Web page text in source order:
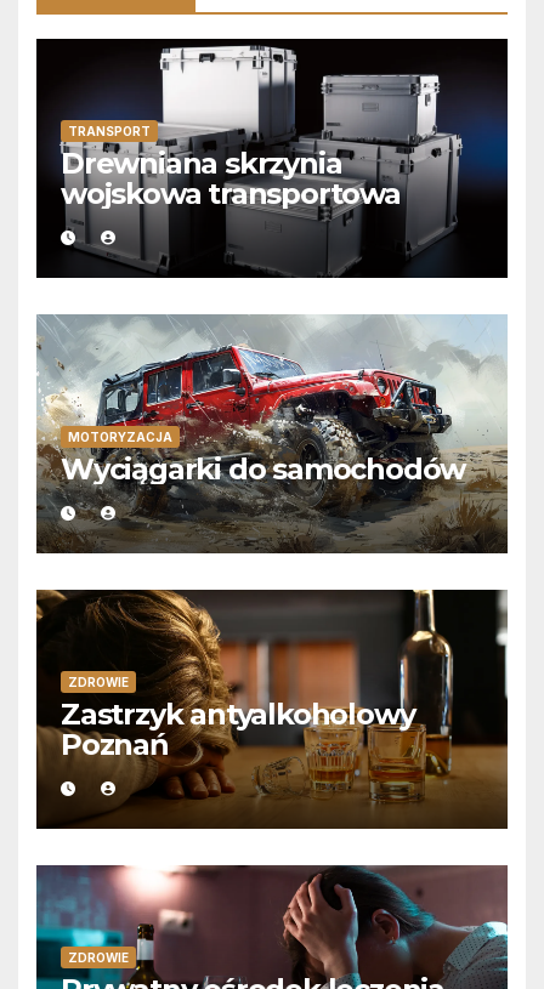
TRANSPORT
Drewniana skrzynia
wojskowa transportowa
MOTORYZACJA
Wyciągarki do samochodów
ZDROWIE
Zastrzyk antyalkoholowy
Poznań
ZDROWIE